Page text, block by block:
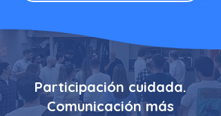
Participación cuidada.
Comunicación más